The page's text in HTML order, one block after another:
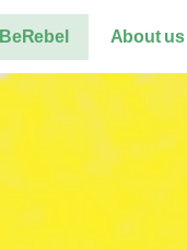
About us